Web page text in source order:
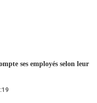
ses employés selon leur